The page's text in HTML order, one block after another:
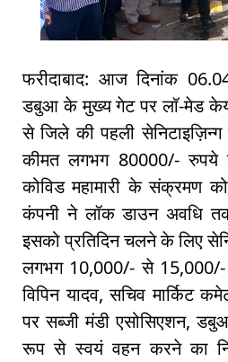
फरीदाबाद: आज दिनांक
डबुआ के मुख्य गेट पर लॉ-मेड
से जिले की पहली
कीमत लगभग 80000/-
कोविड महामारी के संक्रमण
कंपनी ने लॉक डाउन अवधि
इसको प्रतिदिन चलने के लिए
लगभग 10,000/- से
विपिन यादव, सचिव मार्किट
पर सब्जी मंडी एसोसिएशन,
रूप से स्वयं वहन करने का